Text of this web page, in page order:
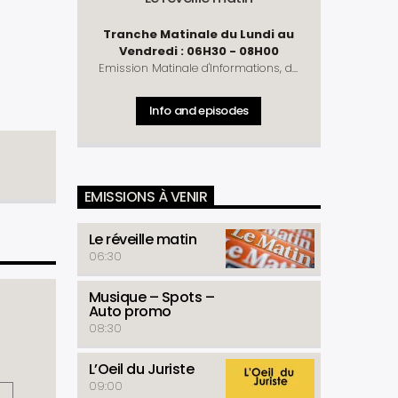
Tranche Matinale du Lundi au
Vendredi : 06H30 - 08H00
Emission Matinale d'Informations, de
de Détente ! Un rendez-vous complet
pour vous préparer à mieux débuter
Météo - Horoscope - Prénom du Jour
Une du Matinal - Causerie -
Chronique Politique (Lundi et Jeudi) -
Commentaire de la Rédaction -
Chronique Economique (Mardi) -
Arrêt sur Info (Lundi , Mercredi et
Vendredi) - Santé ( Mardi et Jeudi )-
Astuce Conso - Détente
Info and episodes
EMISSIONS À VENIR
Le réveille matin
06:30
Musique – Spots –
Auto promo
08:30
L’Oeil du Juriste
09:00